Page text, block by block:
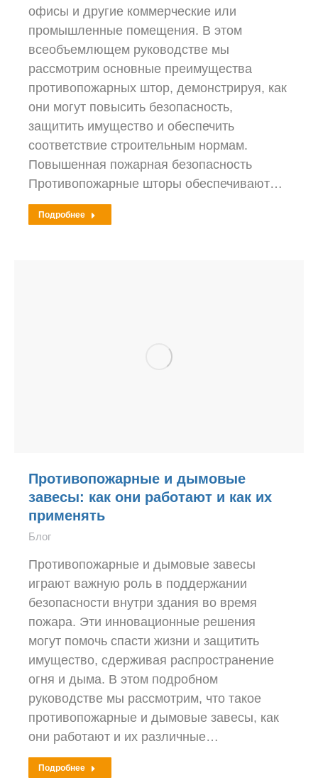
офисы и другие коммерческие или
промышленные помещения. В этом
всеобъемлющем руководстве мы
рассмотрим основные преимущества
противопожарных штор, демонстрируя, как
они могут повысить безопасность,
защитить имущество и обеспечить
соответствие строительным нормам.
Повышенная пожарная безопасность
Противопожарные шторы обеспечивают…
Подробнее
Противопожарные и дымовые
завесы: как они работают и как их
применять
Блог
Противопожарные и дымовые завесы
играют важную роль в поддержании
безопасности внутри здания во время
пожара. Эти инновационные решения
могут помочь спасти жизни и защитить
имущество, сдерживая распространение
огня и дыма. В этом подробном
руководстве мы рассмотрим, что такое
противопожарные и дымовые завесы, как
они работают и их различные…
Подробнее